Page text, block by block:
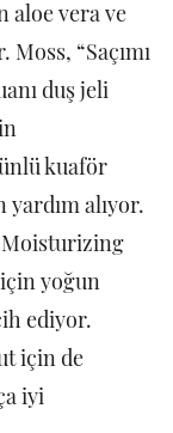
aloe vera ve
“Saçımı
duş jeli
kuaför
yardım alıyor.
Moisturizing
yoğun
ediyor.
için de
iyi